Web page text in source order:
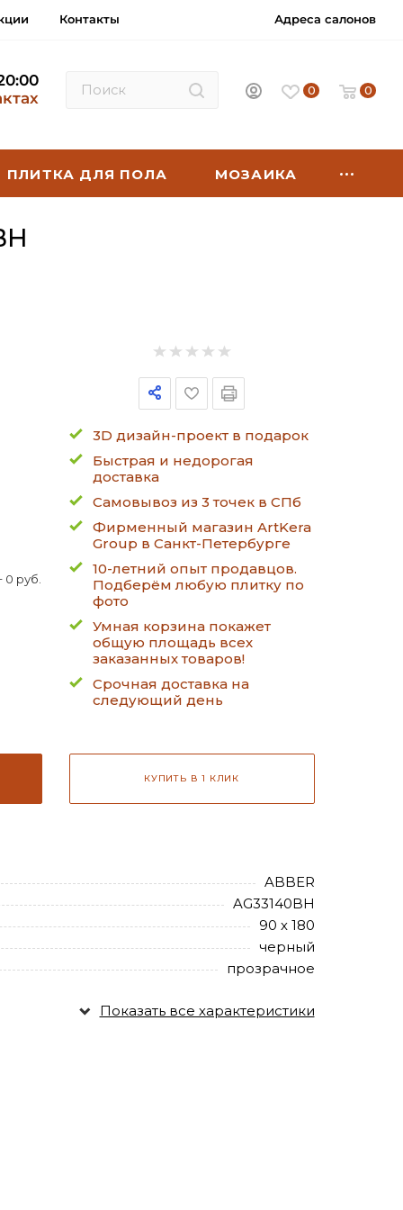
Контакты Адреса салонов
0 0
ПЛИТКА ДЛЯ ПОЛА МОЗАИКА
0 руб.
3D дизайн-проект в подарок
Быстрая и недорогая
доставка
Самовывоз из 3 точек в СПб
Фирменный магазин ArtKera
Group в Санкт-Петербурге
10-летний опыт продавцов.
Подберём любую плитку по
фото
Умная корзина покажет
общую площадь всех
заказанных товаров!
Срочная доставка на
следующий день
КУПИТЬ В 1 КЛИК
ABBER
AG33140BH
90 х 180
черный
прозрачное
Показать все характеристики